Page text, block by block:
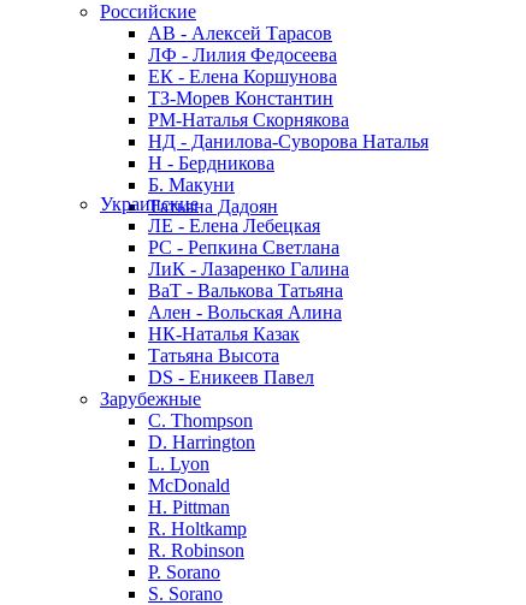
Российские
АВ - Алексей Тарасов
ЛФ - Лилия Федосеева
ЕК - Елена Коршунова
ТЗ-Морев Константин
РМ-Наталья Скорнякова
НД - Данилова-Суворова Наталья
Н - Бердникова
Б. Макуни
Татьяна Дадоян
Украинские
ЛЕ - Елена Лебецкая
РС - Репкина Светлана
ЛиК - Лазаренко Галина
ВаТ - Валькова Татьяна
Ален - Вольская Алина
НК-Наталья Казак
Татьяна Высота
DS - Еникеев Павел
Зарубежные
C. Thompson
D. Harrington
L. Lyon
McDonald
H. Pittman
R. Holtkamp
R. Robinson
P. Sorano
S. Sorano